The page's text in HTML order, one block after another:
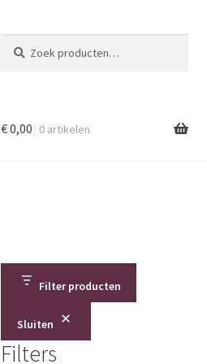
naar:
€0,00 0 artikelen
Filter producten
Sluiten
Filters